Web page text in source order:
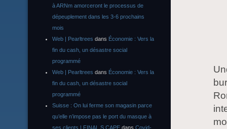
à ARNm amorceront le processus de
dépeuplement dans les 3-6 prochains
mois
Web | Pearltrees dans Économie : Vers la
fin du cash, un désastre social
programmé
Web | Pearltrees dans Économie : Vers la
fin du cash, un désastre social
programmé
Suisse : On lui ferme son magasin parce
qu’elle n’impose pas le port du masque à
ses clients | FINAL S CAPE dans Covid-